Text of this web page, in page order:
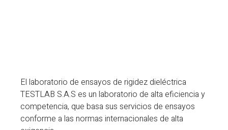
El laboratorio de ensayos de rigidez dieléctrica
TESTLAB S.A.S es un laboratorio de alta eficiencia y
competencia, que basa sus servicios de ensayos
conforme a las normas internacionales de alta